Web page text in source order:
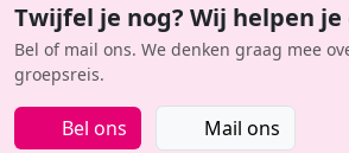
Twijfel je nog? Wij helpen je
Bel of mail ons. We denken graag mee
groepsreis.
Bel ons Mail ons